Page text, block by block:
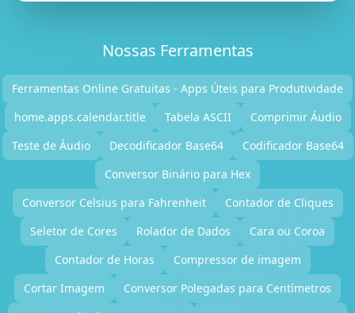
Nossas Ferramentas
Ferramentas Online Gratuitas - Apps Úteis para Produtividade
home.apps.calendar.title
Tabela ASCII
Comprimir Áudio
Teste de Áudio
Decodificador Base64
Codificador Base64
Conversor Binário para Hex
Conversor Celsius para Fahrenheit
Contador de Cliques
Seletor de Cores
Rolador de Dados
Cara ou Coroa
Contador de Horas
Compressor de imagem
Cortar Imagem
Conversor Polegadas para Centímetros